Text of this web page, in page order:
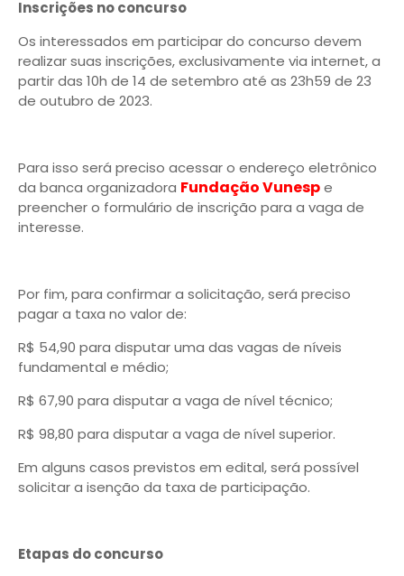
Inscrições no concurso
Os interessados em participar do concurso devem
realizar suas inscrições, exclusivamente via internet, a
partir das 10h de 14 de setembro até as 23h59 de 23
de outubro de 2023.
Para isso será preciso acessar o endereço eletrônico
da banca organizadora Fundação Vunespe
preencher o formulário de inscrição para a vaga de
interesse.
Por fim, para confirmar a solicitação, será preciso
pagar a taxa no valor de:
R$ 54,90 para disputar uma das vagas de níveis
fundamental e médio;
R$ 67,90 para disputar a vaga de nível técnico;
R$ 98,80 para disputar a vaga de nível superior.
Em alguns casos previstos em edital, será possível
solicitar a isenção da taxa de participação.
Etapas do concurso